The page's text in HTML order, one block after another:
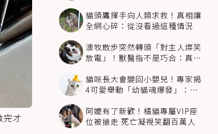
完才
貓頭鷹揮手向人類求救！真相讓
全網心碎：從沒看過這種情況
澳牧散步突然轉頭「對主人燦笑
放電」！獸醫指不是巧合：真相
貓咪長大會變回小嬰兒！專家揭
4可愛舉動「幼貓魂爆發」：本
阿嬤有了新歡！橘貓專屬VIP座
位被搶走 死亡凝視笑翻百萬人